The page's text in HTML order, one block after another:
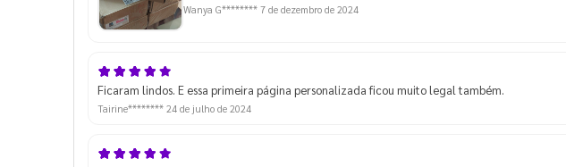
Wanya G******** 7 de dezembro de 2024
Ficaram lindos. E essa primeira página personalizada ficou muito legal também.
Tairine******** 24 de julho de 2024